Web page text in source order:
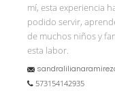
mí, esta experiencia
podido servir,
de muchos niños y
esta labor.
573154142935